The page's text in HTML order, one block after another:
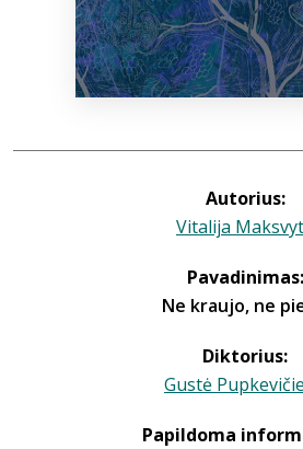
Autorius:
Vitalija
Pavadinimas:
Ne kraujo, ne
Diktorius:
Gustė
Papildoma